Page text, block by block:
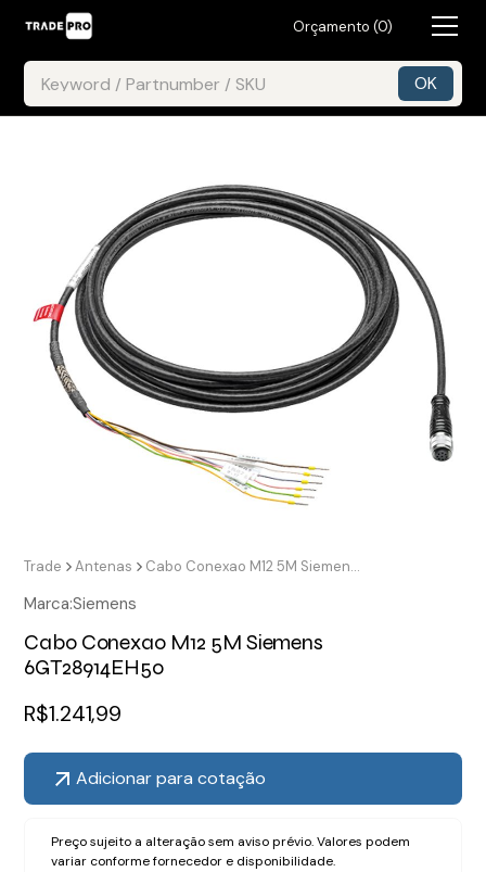
Orçamento (0)
Trade Antenas Cabo Conexao M12 5M Siemens 6GT28914EH50
Marca:Siemens
Cabo Conexao M12 5M Siemens
6GT28914EH50
R$1.241,99
Adicionar para cotação
Preço sujeito a alteração sem aviso prévio. Valores podem
variar conforme fornecedor e disponibilidade.